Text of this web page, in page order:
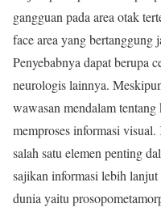
gangguan pada area otak
face area yang
Penyebabnya dapat berupa
neurologis lainnya.
wawasan mendalam
memproses informasi
salah satu elemen penting
sajikan informasi lebih
dunia yaitu